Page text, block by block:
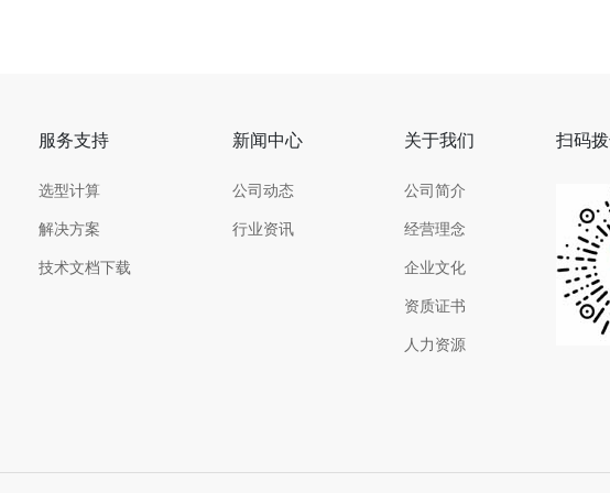
服务支持
选型计算
解决方案
技术文档下载
新闻中心
公司动态
行业资讯
关于我们
公司简介
经营理念
企业文化
资质证书
人力资源
扫码